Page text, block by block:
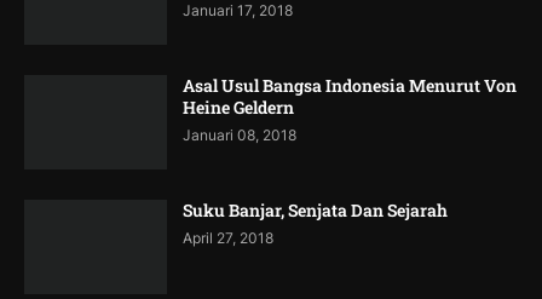
Januari 17, 2018
Asal Usul Bangsa Indonesia Menurut Von
Heine Geldern
Januari 08, 2018
Suku Banjar, Senjata Dan Sejarah
April 27, 2018